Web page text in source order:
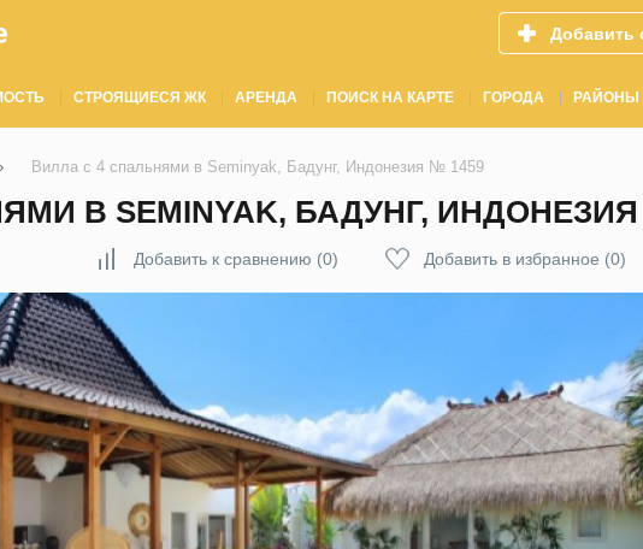
Добавить
СТРОЯЩИЕСЯ ЖК АРЕНДА ПОИСК НА КАРТЕ ГОРОДА РАЙОНЫ
› Вилла с 4 спальнями в Seminyak, Бадунг, Индонезия № 1459
В SEMINYAK, БАДУНГ,
Добавить к сравнению (0) Добавить в избранное (0)